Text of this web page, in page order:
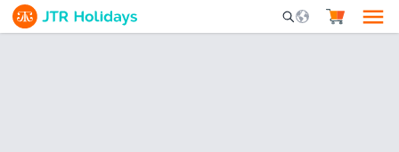
Mobile Search